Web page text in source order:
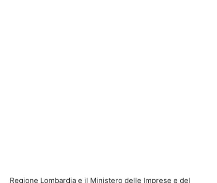
Regione Lombardia e il Ministero delle Imprese e del